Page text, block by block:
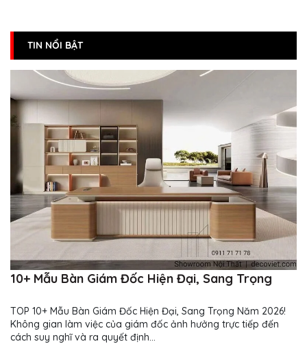
TIN NỔI BẬT
10+ Mẫu Bàn Giám Đốc Hiện Đại, Sang Trọng
TOP 10+ Mẫu Bàn Giám Đốc Hiện Đại, Sang Trọng Năm 2026!
Không gian làm việc của giám đốc ảnh hưởng trực tiếp đến
cách suy nghĩ và ra quyết định...